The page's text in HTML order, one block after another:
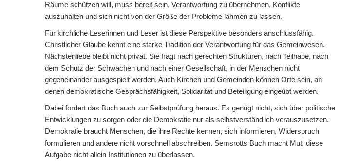
Räume schützen will, muss bereit sein, Verantwortung zu übernehmen, Konflikte
auszuhalten und sich nicht von der Größe der Probleme lähmen zu lassen.
Für kirchliche Leserinnen und Leser ist diese Perspektive besonders anschlussfähig.
Christlicher Glaube kennt eine starke Tradition der Verantwortung für das Gemeinwesen.
Nächstenliebe bleibt nicht privat. Sie fragt nach gerechten Strukturen, nach Teilhabe, nach
dem Schutz der Schwachen und nach einer Gesellschaft, in der Menschen nicht
gegeneinander ausgespielt werden. Auch Kirchen und Gemeinden können Orte sein, an
denen demokratische Gesprächsfähigkeit, Solidarität und Beteiligung eingeübt werden.
Dabei fordert das Buch auch zur Selbstprüfung heraus. Es genügt nicht, sich über politische
Entwicklungen zu sorgen oder die Demokratie nur als selbstverständlich vorauszusetzen.
Demokratie braucht Menschen, die ihre Rechte kennen, sich informieren, Widerspruch
formulieren und andere nicht vorschnell abschreiben. Semsrotts Buch macht Mut, diese
Aufgabe nicht allein Institutionen zu überlassen.